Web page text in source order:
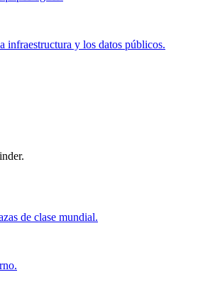
infraestructura y los datos públicos.
de clase mundial.